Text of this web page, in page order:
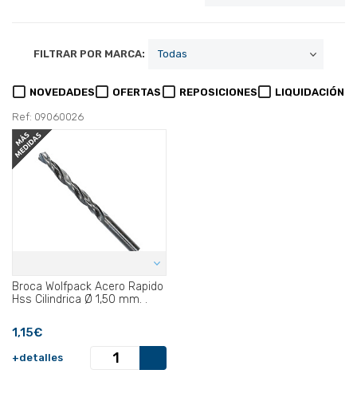
FILTRAR POR MARCA:
NOVEDADES OFERTAS REPOSICIONES LIQUIDACIÓN
Ref: 09060026
Broca Wolfpack Acero Rapido
Hss Cilindrica Ø 1,50 mm. .
1,15€
+detalles